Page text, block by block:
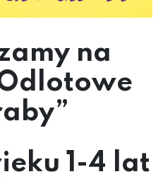
na
1-4 lat